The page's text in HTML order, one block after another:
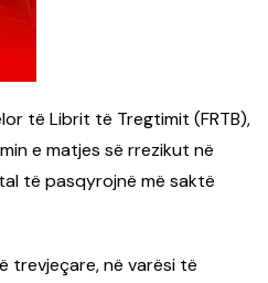
të Librit të Tregtimit (FRTB),
e matjes së rrezikut në
të pasqyrojnë më saktë
trevjeçare, në varësi të